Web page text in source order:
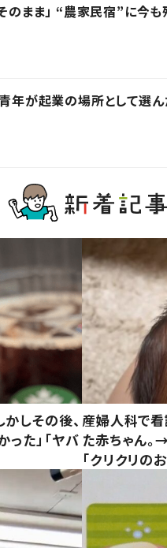
のまま」 “農家民宿”に今
年が起業の場所として選
しその後、
た」「ヤバ
産婦人科で看
た赤ちゃん
「クリクリの